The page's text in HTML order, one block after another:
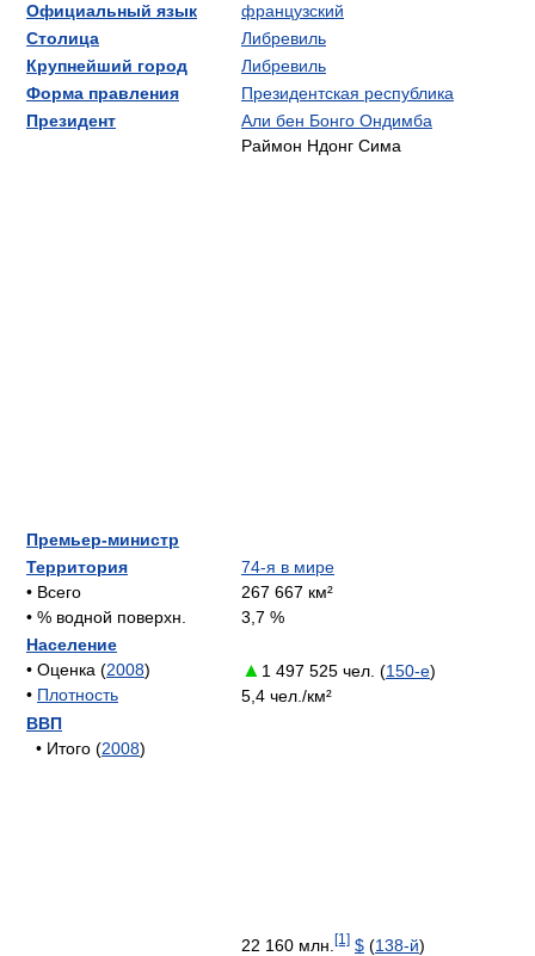
Официальный язык
французский
Столица
Либревиль
Крупнейший город
Либревиль
Форма правления
Президентская республика
Президент
Премьер-министр
Али бен Бонго Ондимба
Раймон Ндонг Сима
Территория
• Всего
• % водной поверхн.
74-я в мире
267 667 км²
3,7 %
Население
• Оценка (2008)
• Плотность
▲ 1 497 525 чел. (150-е)
5,4 чел./км²
ВВП
• Итого (2008)
22 160 млн. [1] $ (138-й)